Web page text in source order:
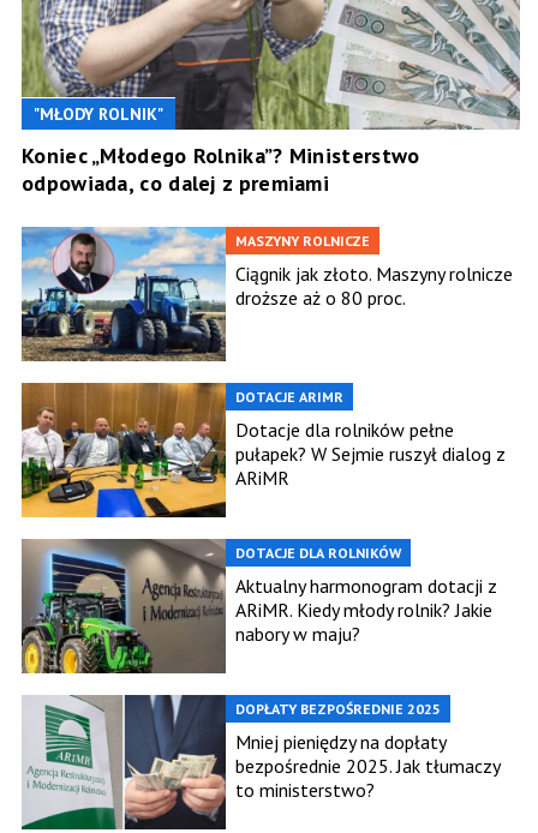
"MŁODY ROLNIK"
Koniec „Młodego Rolnika”? Ministerstwo
odpowiada, co dalej z premiami
MASZYNY ROLNICZE
Ciągnik jak złoto. Maszyny rolnicze
droższe aż o 80 proc.
DOTACJE ARIMR
Dotacje dla rolników pełne
pułapek? W Sejmie ruszył dialog z
ARiMR
DOTACJE DLA ROLNIKÓW
Aktualny harmonogram dotacji z
ARiMR. Kiedy młody rolnik? Jakie
nabory w maju?
DOPŁATY BEZPOŚREDNIE 2025
Mniej pieniędzy na dopłaty
bezpośrednie 2025. Jak tłumaczy
to ministerstwo?